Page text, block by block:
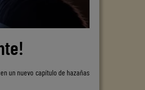
un nuevo capítulo de hazañas